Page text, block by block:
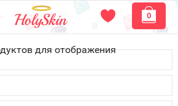
0
для отображения
по всем городам России.
курьером, Почтой России или
выдачи PickPoint или пункте
заказ любым удобным способом: